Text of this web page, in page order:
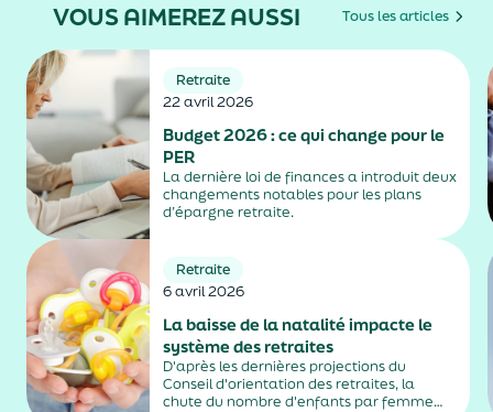
VOUS AIMEREZ AUSSI Tous les articles
Retraite
22 avril 2026
Budget 2026 : ce qui change pour le
PER
La dernière loi de finances a introduit deux
changements notables pour les plans
d’épargne retraite.
Retraite
6 avril 2026
La baisse de la natalité impacte le
système des retraites
D'après les dernières projections du
Conseil d'orientation des retraites, la
chute du nombre d'enfants par femme